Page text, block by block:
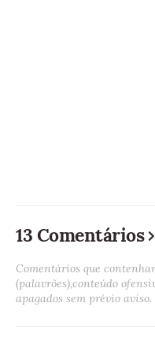
13 Comentários
Comentários que
(palavrões),conteúdo
apagados sem prévio aviso.